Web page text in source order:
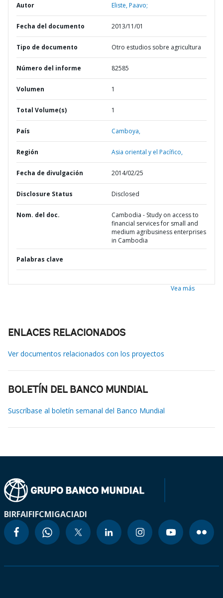
Autor Eliste, Paavo;
Fecha del documento 2013/11/01
Tipo de documento Otro estudios sobre agricultura
Número del informe 82585
Volumen 1
Total Volume(s) 1
País Camboya,
Región Asia oriental y el Pacífico,
Fecha de divulgación 2014/02/25
Disclosure Status Disclosed
Nom. del doc.
Cambodia - Study on access to
financial services for small and
medium agribusiness enterprises
in Cambodia
Palabras clave
Vea más
ENLACES RELACIONADOS
Ver documentos relacionados con los proyectos
BOLETÍN DEL BANCO MUNDIAL
Suscríbase al boletín semanal del Banco Mundial
BIRFAIFIFCMIGACIADI